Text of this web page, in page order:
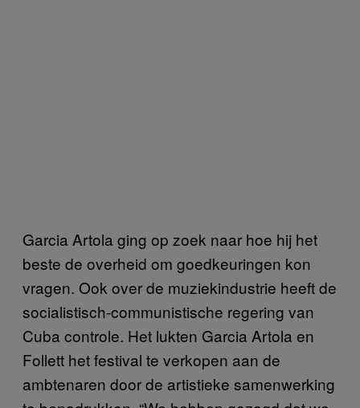
Garcia Artola ging op zoek naar hoe hij het
beste de overheid om goedkeuringen kon
vragen. Ook over de muziekindustrie heeft de
socialistisch-communistische regering van
Cuba controle. Het lukten Garcia Artola en
Follett het festival te verkopen aan de
ambtenaren door de artistieke samenwerking